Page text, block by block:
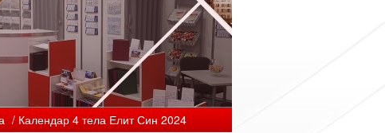
/ Календар 4 тела Елит Син 2024